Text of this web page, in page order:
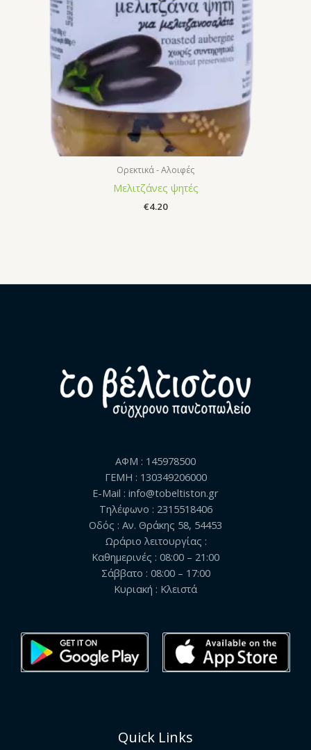
Ορεκτικά - Αλοιφές
Μελιτζάνες ψητές
€4.20
ΑΦΜ : 145978500
ΓΕΜΗ : 130349206000
E-Mail : info@tobeltiston.gr
Τηλέφωνο : 2315518406
Οδός : Αν. Θράκης 58, 54453
Ωράριο λειτουργίας :
Καθημερινές : 08:00 – 21:00
Σάββατο : 08:00 – 17:00
Κυριακή : Κλειστά
Quick Links